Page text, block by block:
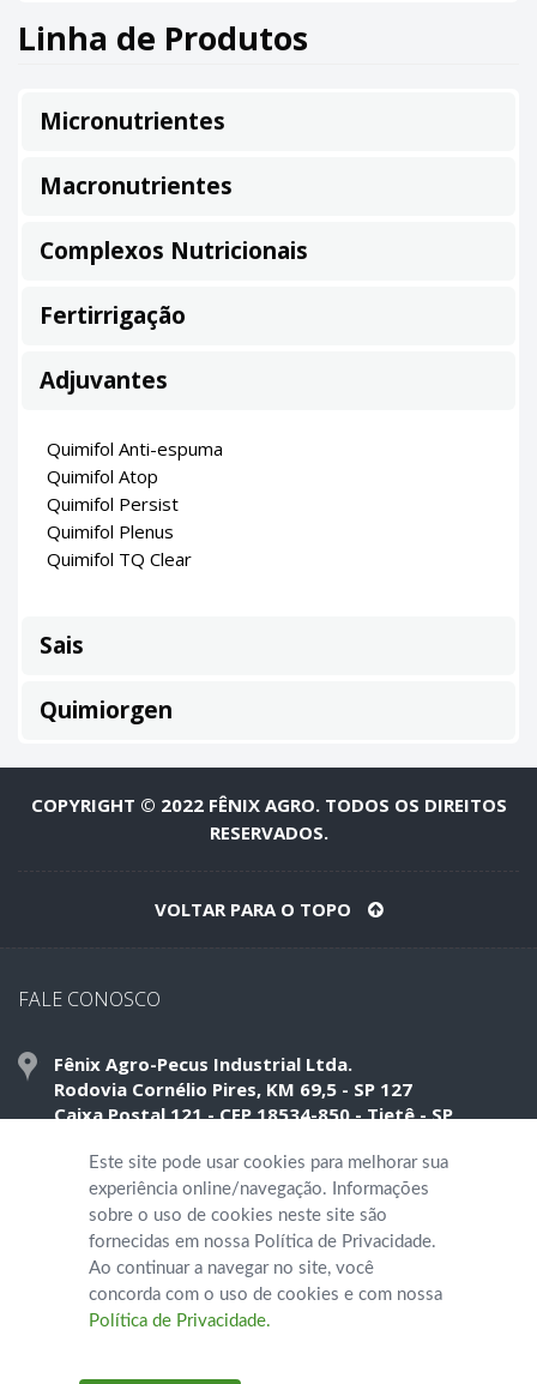
Linha de Produtos
Micronutrientes
Macronutrientes
Complexos Nutricionais
Fertirrigação
Adjuvantes
Quimifol Anti-espuma
Quimifol Atop
Quimifol Persist
Quimifol Plenus
Quimifol TQ Clear
Sais
Quimiorgen
COPYRIGHT © 2022 FÊNIX AGRO. TODOS OS DIREITOS
RESERVADOS.
VOLTAR PARA O TOPO
FALE CONOSCO
Fênix Agro-Pecus Industrial Ltda.
Rodovia Cornélio Pires, KM 69,5 - SP 127
Caixa Postal 121 - CEP 18534-850 - Tietê - SP
Telefone: (15) 3285 5120
quimifol@quimifol.com.br
Este site pode usar cookies para melhorar sua
experiência online/navegação. Informações
sobre o uso de cookies neste site são
fornecidas em nossa Política de Privacidade.
Ao continuar a navegar no site, você
concorda com o uso de cookies e com nossa
Política de Privacidade.